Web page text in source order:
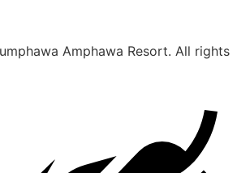
Amphawa Resort. All rights